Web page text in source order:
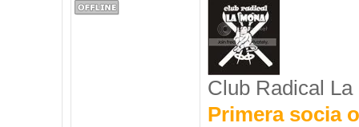
Club Radical La
Primera socia